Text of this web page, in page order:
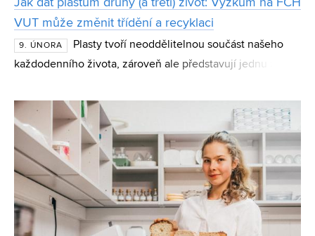
Jak dát plastům druhý (a třetí) život: Výzkum na FCH
VUT může změnit třídění a recyklaci
9. ÚNORA
Plasty tvoří neoddělitelnou součást našeho
každodenního života, zároveň ale představují jednu z
je třídíme, velká část plastového odpadu končí